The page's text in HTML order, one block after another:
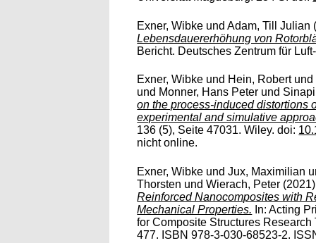
Exner, Wibke undAdam, Till Julian
Lebensdauererhöhung von
Bericht. Deutsches Zentrum für
Exner, Wibke und Hein, Robertund
und Monner, Hans Peter und
on the process-induced distortions
experimental and simulative
136 (5), Seite 47031. Wiley. doi:
nicht online.
Exner, Wibke undJux, Maximilian
Thorsten undWierach, Peter
Reinforced Nanocomposites with
Mechanical Properties. In: Acting
for Composite Structures
477. ISBN 978-3-030-68523-2.